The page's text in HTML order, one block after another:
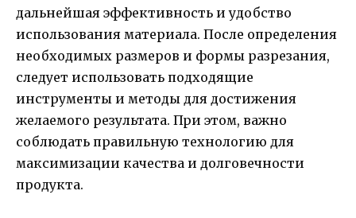
дальнейшая эффективность и удобство
использования материала. После определения
необходимых размеров и формы разрезания,
следует использовать подходящие
инструменты и методы для достижения
желаемого результата. При этом, важно
соблюдать правильную технологию для
максимизации качества и долговечности
продукта.